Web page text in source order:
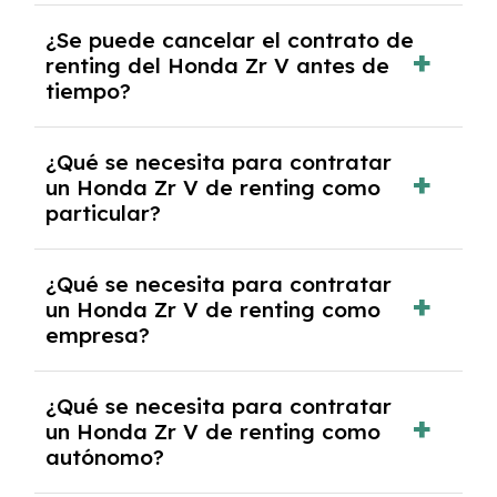
tendrás que pagar ningún tipo de entrada
salvo en casos que lo exija el proveedor
debido al resultado del estudio de viabilidad
económica.
¿Se puede cancelar el contrato de
renting del Honda Zr V antes de
tiempo?
pero puede haber penalizaciones por
cancelación anticipada. Es importante revisar
las condiciones del contrato y hablar con un
experto que te asesore.
¿Qué se necesita para contratar
un Honda Zr V de renting como
particular?
y, en algunos casos, una consulta de solvencia
crediticia y un pago inicial.
¿Qué se necesita para contratar
un Honda Zr V de renting como
empresa?
documentación financiera y, en algunos
casos, un informe de solvencia de la empresa
y un pago inicial.
¿Qué se necesita para contratar
un Honda Zr V de renting como
autónomo?